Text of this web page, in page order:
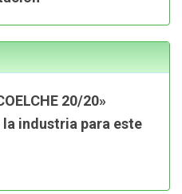
20/20»
la industria para este